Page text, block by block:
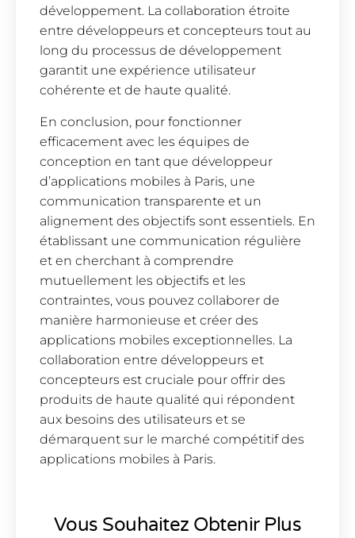
développement. La collaboration étroite
entre développeurs et concepteurs tout au
long du processus de développement
garantit une expérience utilisateur
cohérente et de haute qualité.
En conclusion, pour fonctionner
efficacement avec les équipes de
conception en tant que développeur
d’applications mobiles à Paris, une
communication transparente et un
alignement des objectifs sont essentiels. En
établissant une communication régulière
et en cherchant à comprendre
mutuellement les objectifs et les
contraintes, vous pouvez collaborer de
manière harmonieuse et créer des
applications mobiles exceptionnelles. La
collaboration entre développeurs et
concepteurs est cruciale pour offrir des
produits de haute qualité qui répondent
aux besoins des utilisateurs et se
démarquent sur le marché compétitif des
applications mobiles à Paris.
Vous Souhaitez Obtenir Plus